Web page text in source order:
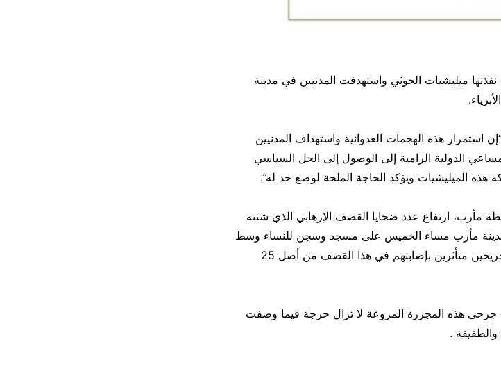
ميليشيات الحوثي واستهدفت المدنيين في مدينة
استمرار هذه الهجمات العدوانية واستهداف المدنيين
الدولية الرامية إلى الوصول إلى الحل السياسي
هذه الميليشيات ويؤكد الحاجة الملحة لوضع حد له”.
ارتفاع عدد ضحايا القصف الإرهابي الذي شنته
على مدينة مأرب مساء الخميس على مسجد وسجن للنساء وسط
مدينة مأرب، إلى 10 شهداء اليوم بعد وفاة جريحين متأثرين بإصابتهم في هذا القصف من أصل 25
جرحى هذه المجزرة المروعة لا تزال حرجة فيما وصفت
والطفيفة .